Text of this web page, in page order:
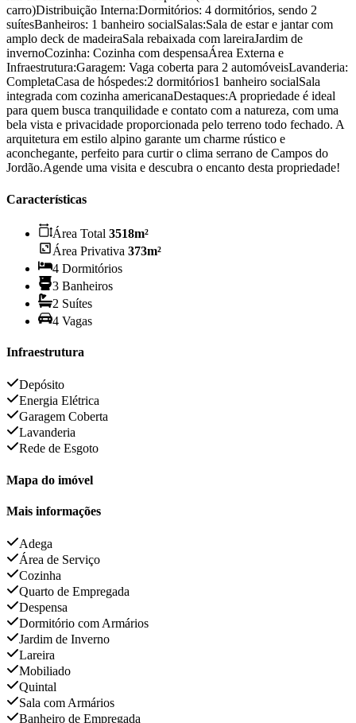
carro)Distribuição Interna:Dormitórios: 4 dormitórios, sendo 2
suítesBanheiros: 1 banheiro socialSalas:Sala de estar e jantar com
amplo deck de madeiraSala rebaixada com lareiraJardim de
invernoCozinha: Cozinha com despensaÁrea Externa e
Infraestrutura:Garagem: Vaga coberta para 2 automóveisLavanderia:
CompletaCasa de hóspedes:2 dormitórios1 banheiro socialSala
integrada com cozinha americanaDestaques:A propriedade é ideal
para quem busca tranquilidade e contato com a natureza, com uma
bela vista e privacidade proporcionada pelo terreno todo fechado. A
arquitetura em estilo alpino garante um charme rústico e
aconchegante, perfeito para curtir o clima serrano de Campos do
Jordão.Agende uma visita e descubra o encanto desta propriedade!
Características
Área Total 3518m²
Área Privativa 373m²
4 Dormitórios
3 Banheiros
2 Suítes
4 Vagas
Infraestrutura
Depósito
Energia Elétrica
Garagem Coberta
Lavanderia
Rede de Esgoto
Mapa do imóvel
Mais informações
Adega
Área de Serviço
Cozinha
Quarto de Empregada
Despensa
Dormitório com Armários
Jardim de Inverno
Lareira
Mobiliado
Quintal
Sala com Armários
Banheiro de Empregada